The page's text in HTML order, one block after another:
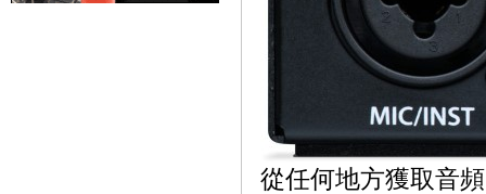
從任何地方獲取音頻